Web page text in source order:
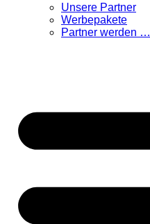
Unsere Partner
Werbepakete
Partner werden …